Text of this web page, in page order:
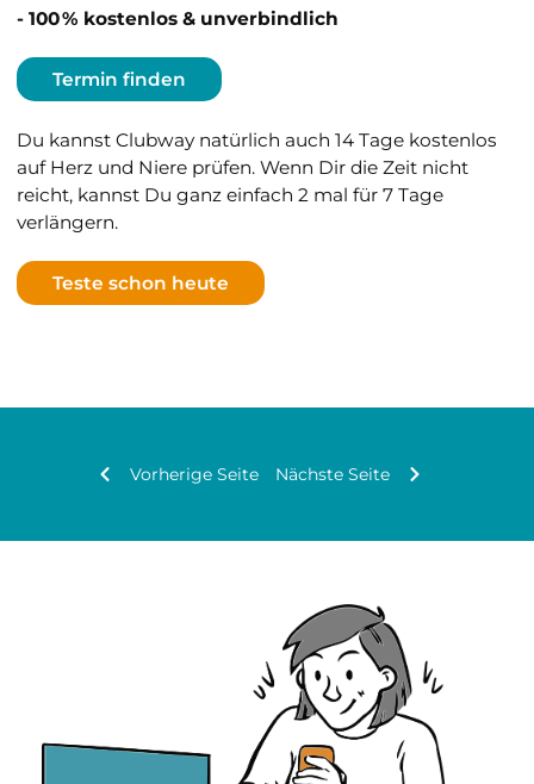
- 100 % kostenlos & unverbindlich
Termin finden
Du kannst Clubway natürlich auch 14 Tage kostenlos
auf Herz und Niere prüfen. Wenn Dir die Zeit nicht
reicht, kannst Du ganz einfach 2 mal für 7 Tage
verlängern.
Teste schon heute
Vorherige Seite Nächste Seite